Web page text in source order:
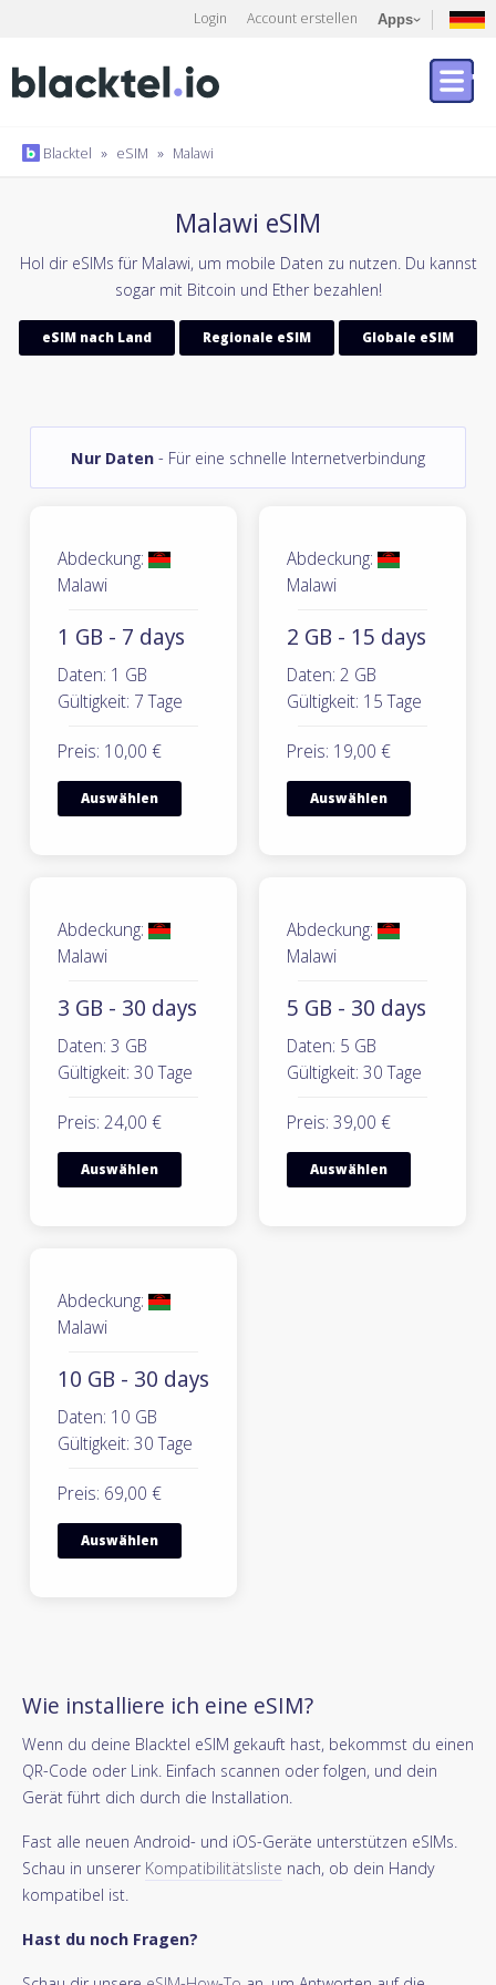
Login Account erstellen Apps
Blacktel » eSIM » Malawi
Malawi eSIM
Hol dir eSIMs für Malawi, um mobile Daten zu nutzen. Du kannst
sogar mit Bitcoin und Ether bezahlen!
eSIM nach Land Regionale eSIM Globale eSIM
Nur Daten - Für eine schnelle Internetverbindung
Abdeckung:
Malawi
1 GB - 7 days
Daten: 1 GB
Gültigkeit: 7 Tage
Preis: 10,00 €
Auswählen
Abdeckung:
Malawi
2 GB - 15 days
Daten: 2 GB
Gültigkeit: 15 Tage
Preis: 19,00 €
Auswählen
Abdeckung:
Malawi
3 GB - 30 days
Daten: 3 GB
Gültigkeit: 30 Tage
Preis: 24,00 €
Auswählen
Abdeckung:
Malawi
5 GB - 30 days
Daten: 5 GB
Gültigkeit: 30 Tage
Preis: 39,00 €
Auswählen
Abdeckung:
Malawi
10 GB - 30 days
Daten: 10 GB
Gültigkeit: 30 Tage
Preis: 69,00 €
Auswählen
Wie installiere ich eine eSIM?
Wenn du deine Blacktel eSIM gekauft hast, bekommst du einen
QR-Code oder Link. Einfach scannen oder folgen, und dein
Gerät führt dich durch die Installation.
Fast alle neuen Android- und iOS-Geräte unterstützen eSIMs.
Schau in unserer Kompatibilitätsliste nach, ob dein Handy
kompatibel ist.
Hast du noch Fragen?